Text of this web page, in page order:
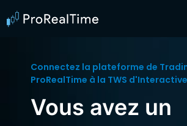
Connectez la plateforme de
ProRealTime à la TWS
Vous avez un